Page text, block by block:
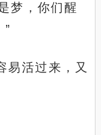
梦，你们醒
活过来，又